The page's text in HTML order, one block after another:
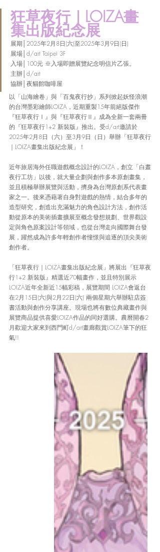
狂草夜行｜LOIZA畫
集出版紀念展
展期│2025年2月8日(六)至2025年3月9日(日)
展場│d/art Taipei 3F
入場│100元 ※入場即贈展覽紀念明信片乙張。
主辦│d/art
協辦│夜貓館咖啡屋
以「山海繪卷」與「百鬼夜行抄」系列掀起妖怪浪潮
的台灣墨彩繪師LOIZA，近期重製15年前絕版傑作
『狂草夜行Ⅰ』與『狂草夜行Ⅱ』成為全新一套兩冊
的『狂草夜行1+2 新裝版』推出。受d/art邀請於
2025年2月8日（六）至3月9日（日）舉辦「狂草夜行
｜LOIZA畫集出版紀念展」！
近年旅居海外任職遊戲概念設計的LOIZA，創立「白晝
夜行工坊」以後，就大量企劃與創作多本原創畫集，
並且積極舉辦展覽與活動，擠身為台灣原創系代表畫
家之一。後來憑藉著自身對遊戲的熱情，結合多年的
造型研究，創造出充滿魅力的角色設計方法，創作活
動從原本的美術插畫擴展至概念發想規劃、世界觀設
定與角色原案設計等領域，也從台灣走向國際舞台發
展，躍然成為許多年輕創作者憧憬與追逐的頂尖美術
創作者。
「狂草夜行｜LOIZA畫集出版紀念展」將展出『狂草夜
行1+2 新裝版』精選近70幅畫作，並且特別展示
LOIZA近年全新近15幅彩稿，展覽期間 LOIZA會返台
在2月15日(六)與2月22日(六) 兩個星期六舉辦駐店簽
書活動與創作分享講座。現場也將有數位典藏畫作與
展覽商品提供喜愛LOIZA作品的同好選購。農曆開春2
月歡迎大家來到西門町d/art畫廊觀賞LOIZA筆下的狂
氣!!